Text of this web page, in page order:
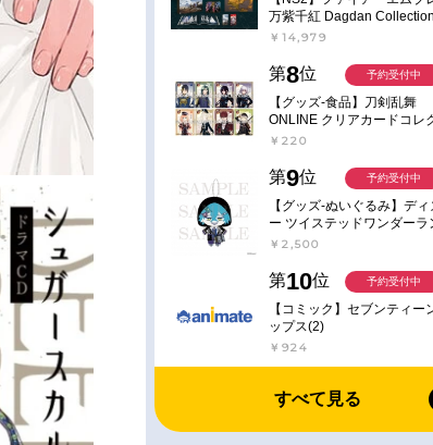
万紫千紅 Dagdan Collection
￥14,979
第8位
【グッズ-食品】刀剣乱舞
ONLINE クリアカードコレ
ンガム
￥220
予約受付中
第9位
【グッズ-ぬいぐるみ】ディ
ー ツイステッドワンダーラ
ミニミニぬいぐるみ(クラブ
￥2,500
予約受付中
第10位
【コミック】セブンティー
ップス(2)
￥924
予約受付中
すべて見る